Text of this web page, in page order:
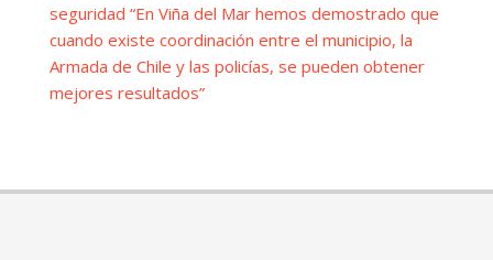
seguridad “En Viña del Mar hemos demostrado que
cuando existe coordinación entre el municipio, la
Armada de Chile y las policías, se pueden obtener
mejores resultados”